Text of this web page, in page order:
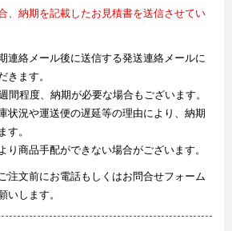
、納期を記載したお見積書を送信させてい
連絡メール後に送信する発送連絡メールに
きます。
間程度、納期が必要な場合もございます。
状況や運送便の遅延等の理由により、納期
す。
り商品手配ができない場合がございます。
注文前にお電話もしくはお問合せフォーム
いします。